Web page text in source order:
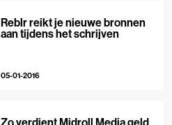
Reblr reikt je nieuwe bronnen
aan tijdens het schrijven
05-01-2016